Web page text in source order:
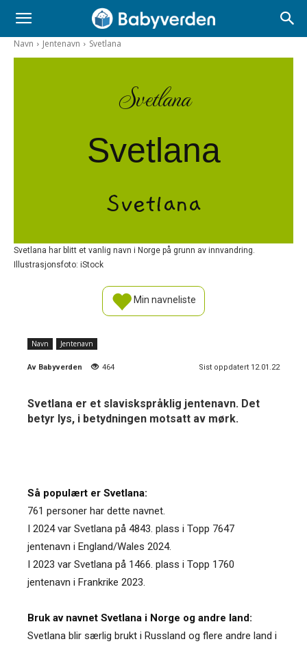
Navn Jentenavn Svetlana
Svetlana
Svetlana
Svetlana
Svetlana har blitt et vanlig navn i Norge på grunn av innvandring.
Illustrasjonsfoto: iStock
Min navneliste
Navn Jentenavn
Av Babyverden 464 Sist oppdatert 12.01.22
Svetlana er et slaviskspråklig jentenavn. Det
betyr lys, i betydningen motsatt av mørk.
Så populært er Svetlana:
761 personer har dette navnet.
I 2024 var Svetlana på 4843. plass i Topp 7647
jentenavn i England/Wales 2024.
I 2023 var Svetlana på 1466. plass i Topp 1760
jentenavn i Frankrike 2023.
Bruk av navnet Svetlana i Norge og andre land:
Svetlana blir særlig brukt i Russland og flere andre land i